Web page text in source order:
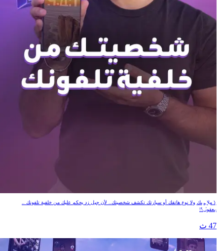
شخصيتك من خلفية تلفونك
لا ملابسك ولا نوع هاتفك أو سيارتك تكشف شخصيتك.. لأن جيل زد يحكم عليك من خلفية تلفونك ..
معقول؟!
47 ث